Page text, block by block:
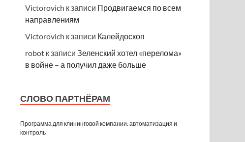
Victorovich к записи Продвигаемся по всем
направлениям
Victorovich к записи Калейдоскоп
robot к записи Зеленский хотел «перелома»
в войне – а получил даже больше
СЛОВО ПАРТНЁРАМ
Программа для клининговой компании: автоматизация и
контроль